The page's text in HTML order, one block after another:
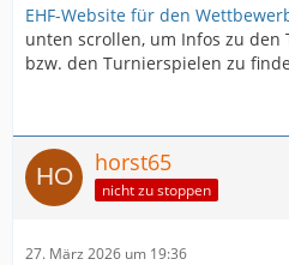
EHF-Website für den
unten scrollen, um Infos zu den
bzw. den Turnierspielen zu
horst65
nicht zu stoppen
27. März 2026 um 19:36